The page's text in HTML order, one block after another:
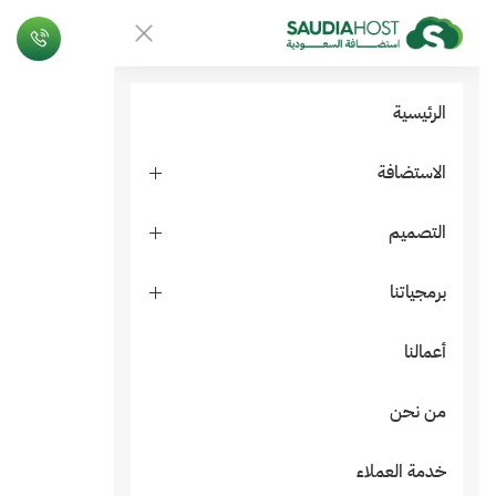
الرئيسية
الاستضافة
التصميم
برمجياتنا
أعمالنا
من نحن
خدمة العملاء